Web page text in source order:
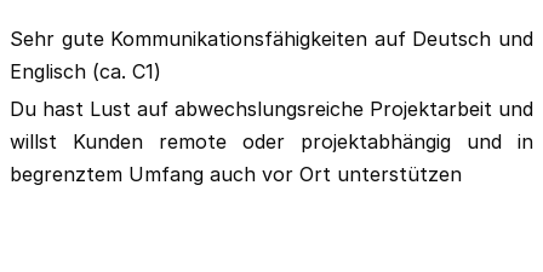
Sehr gute Kommunikationsfähigkeiten auf Deutsch und
Englisch (ca. C1)
Du hast Lust auf abwechslungsreiche Projektarbeit und
willst Kunden remote oder projektabhängig und in
begrenztem Umfang auch vor Ort unterstützen